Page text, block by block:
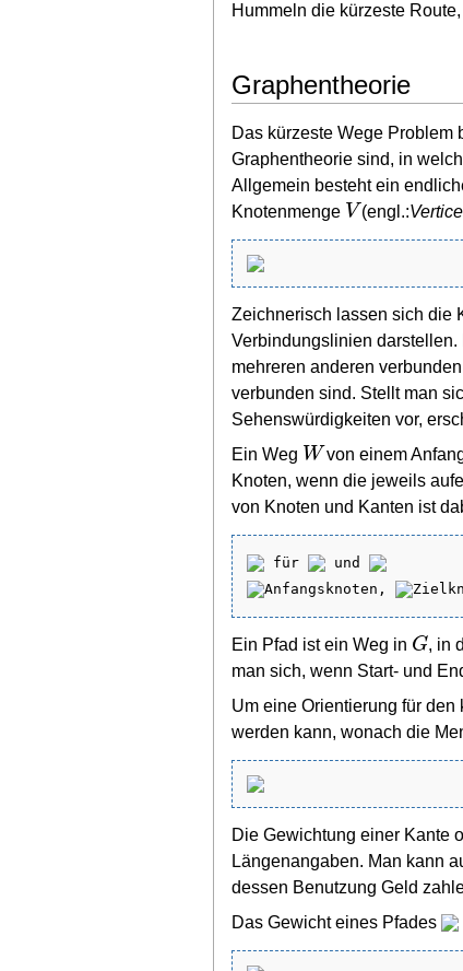
Hummeln die kürzeste
Graphentheorie
Das kürzeste Wege Problem
Graphentheorie sind, in
Allgemein besteht ein
Knotenmenge V(engl.:
Zeichnerisch lassen sich die
Verbindungslinien
mehreren anderen
verbunden sind. Stellt man
Sehenswürdigkeiten vor,
Ein Weg W von einem
Knoten, wenn die jeweils
von Knoten und Kanten ist
für
und
Anfangsknoten,
Ein Pfad ist ein Weg in G, in
man sich, wenn Start- und
Um eine Orientierung für
werden kann, wonach die
Die Gewichtung einer Kante
Längenangaben. Man kann
dessen Benutzung Geld
Das Gewicht eines Pfades